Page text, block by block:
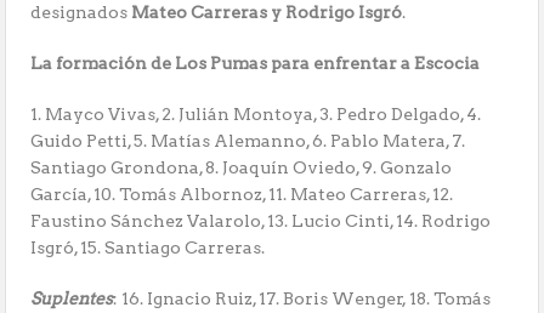
designados Mateo Carreras y Rodrigo Isgró.
La formación de Los Pumas para enfrentar a Escocia
1. Mayco Vivas, 2. Julián Montoya, 3. Pedro Delgado, 4.
Guido Petti, 5. Matías Alemanno, 6. Pablo Matera, 7.
Santiago Grondona, 8. Joaquín Oviedo, 9. Gonzalo
García, 10. Tomás Albornoz, 11. Mateo Carreras, 12.
Faustino Sánchez Valarolo, 13. Lucio Cinti, 14. Rodrigo
Isgró, 15. Santiago Carreras.
Suplentes: 16. Ignacio Ruiz, 17. Boris Wenger, 18. Tomás